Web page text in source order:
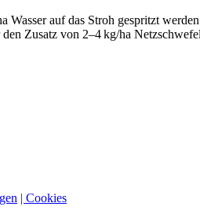
auf das Stroh gespritzt
Zusatz von 2–4 kg/ha
| Cookies